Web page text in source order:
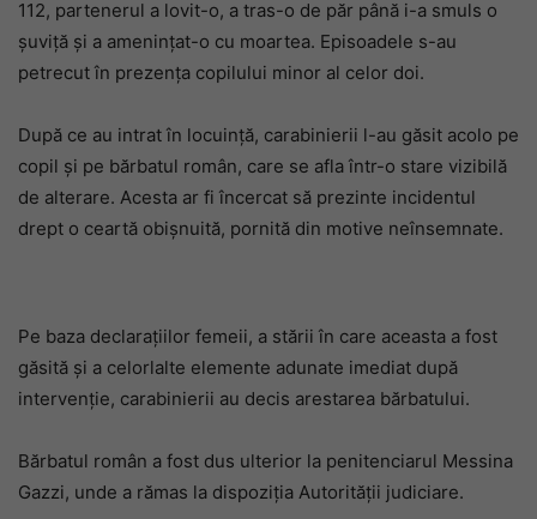
112, partenerul a lovit-o, a tras-o de păr până i-a smuls o
șuviță și a amenințat-o cu moartea. Episoadele s-au
petrecut în prezența copilului minor al celor doi.
După ce au intrat în locuință, carabinierii l-au găsit acolo pe
copil și pe bărbatul român, care se afla într-o stare vizibilă
de alterare. Acesta ar fi încercat să prezinte incidentul
drept o ceartă obișnuită, pornită din motive neînsemnate.
Pe baza declarațiilor femeii, a stării în care aceasta a fost
găsită și a celorlalte elemente adunate imediat după
intervenție, carabinierii au decis arestarea bărbatului.
Bărbatul român a fost dus ulterior la penitenciarul Messina
Gazzi, unde a rămas la dispoziția Autorității judiciare.